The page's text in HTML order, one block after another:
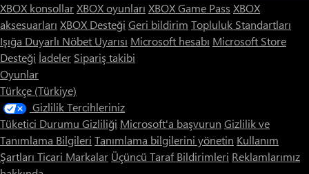
XBOX konsollarXBOX oyunları XBOX Game Pass XBOX
aksesuarları XBOX Desteği Geri bildirim Topluluk Standartları
Işığa Duyarlı Nöbet Uyarısı Microsoft hesabı Microsoft Store
Desteği İadeler Sipariş takibi
Oyunlar
Türkçe (Türkiye)
Gizlilik Tercihleriniz
Tüketici Durumu Gizliliği Microsoft'a başvurun Gizlilik ve
Tanımlama Bilgileri Tanımlama bilgilerini yönetin Kullanım
Şartları Ticari Markalar Üçüncü Taraf Bildirimleri Reklamlarımız